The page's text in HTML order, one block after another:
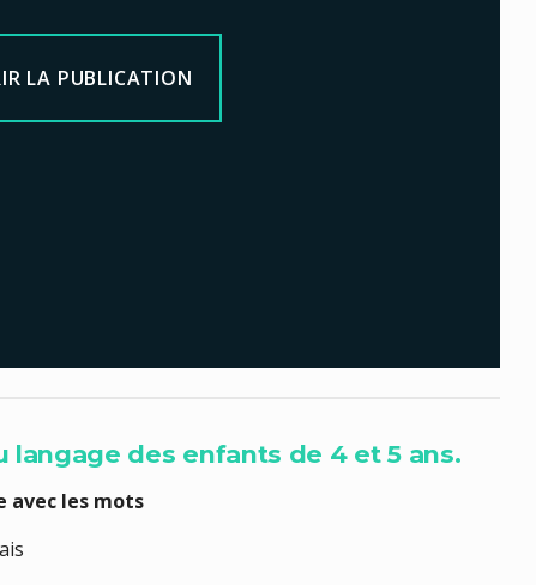
LA PUBLICATION
des enfants de 4 et 5 ans.
avec les mots